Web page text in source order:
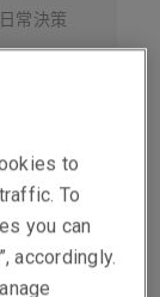
常決策
角，並
。
to
To
you can
accordingly.